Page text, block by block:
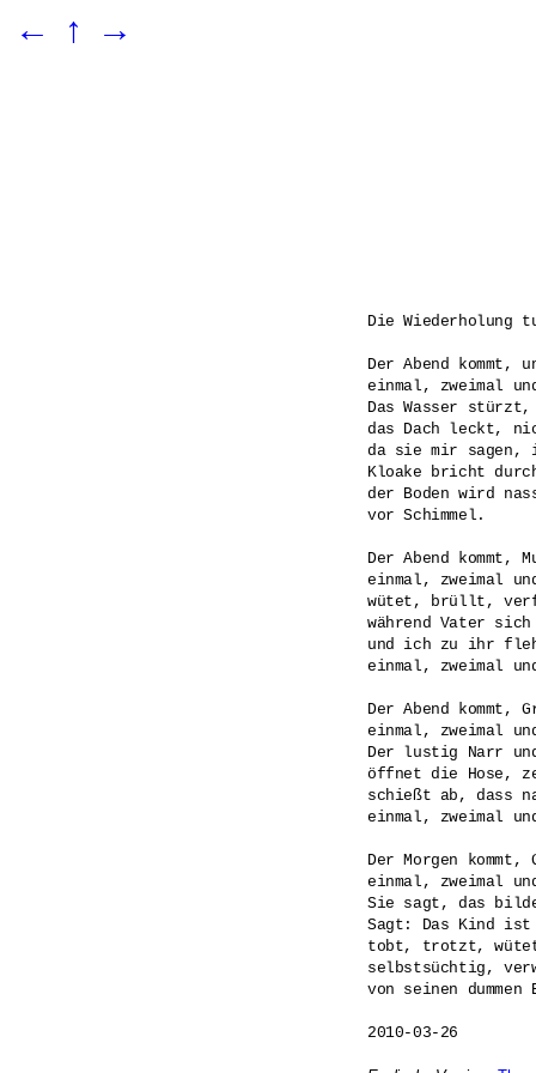
← ↑ →
Die Wiederholung
Der Abend kommt,
einmal, zweimal
Das Wasser
das Dach leckt,
da sie mir
Kloake bricht
der Boden wird
vor Schimmel.
Der Abend
einmal, zweimal
wütet, brüllt,
während Vater
und ich zu ihr
einmal, zweimal
Der Abend kommt,
einmal, zweimal
Der lustig Narr
öffnet die Hose,
schießt ab, dass
einmal, zweimal
Der Morgen
einmal, zweimal
Sie sagt, das
Sagt: Das Kind
tobt, trotzt,
selbstsüchtig,
von seinen
2010-03-26